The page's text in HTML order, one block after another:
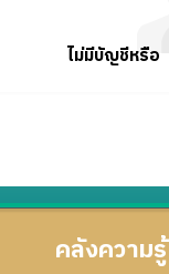
ไม่มีบัญชีหรือ
คลังความรู้